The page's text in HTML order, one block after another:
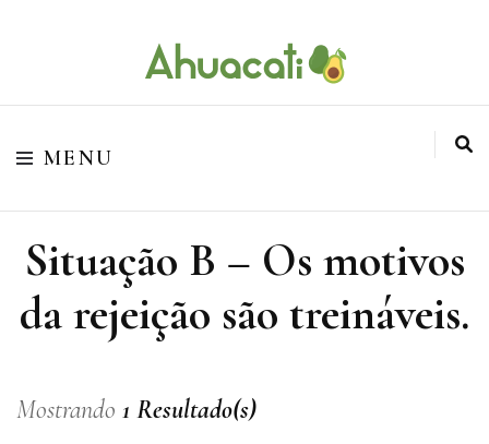
Ahuacati
O melhor da Internet em um só lugar
MENU
Situação B – Os motivos
da rejeição são treináveis.
Mostrando 1 Resultado(s)